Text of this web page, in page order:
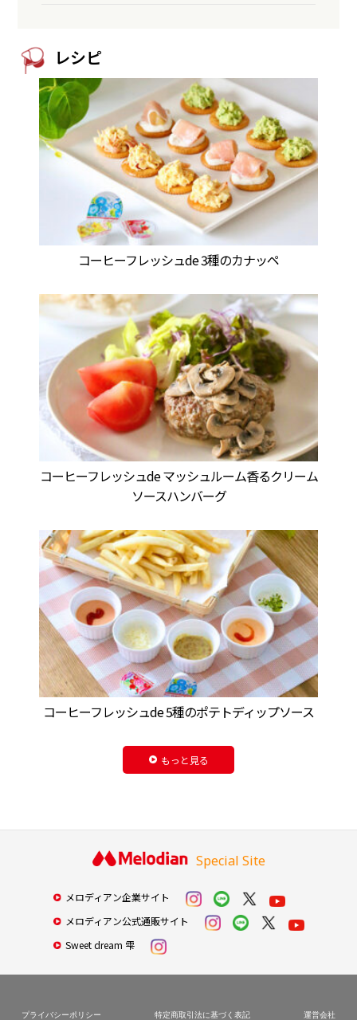
レシピ
コーヒーフレッシュde 3種のカナッペ
コーヒーフレッシュde マッシュルーム香るクリーム
ソースハンバーグ
コーヒーフレッシュde 5種のポテトディップソース
もっと見る
Special Site
メロディアン企業サイト
メロディアン公式通販サイト
Sweet dream 雫
プライバシーポリシー 特定商取引法に基づく表記 運営会社